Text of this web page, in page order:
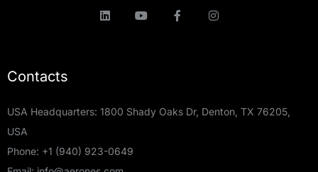
Contacts
USA Headquarters: 1800 Shady Oaks Dr, Denton, TX 76205,
USA
Phone: +1 (940) 923-0649